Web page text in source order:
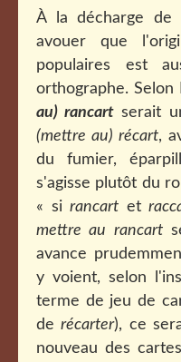
À la décharge de
avouer que
populaires est
orthographe.
au) rancart serait
(mettre au) récart,
du fumier,
s'agisse plutôt du
« si rancart et
mettre au rancart
avance
y voient, selon
terme de jeu de
derécarter), ce
nouveau des